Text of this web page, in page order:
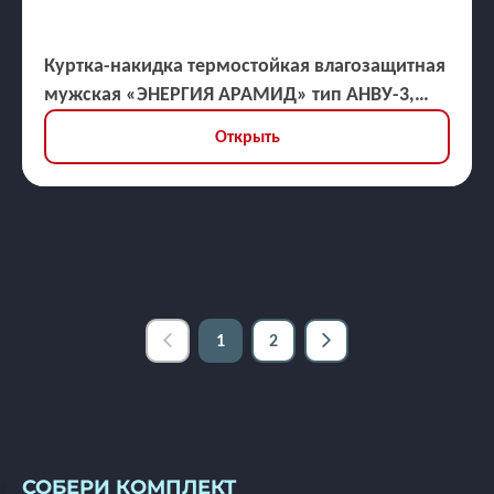
Куртка-накидка термостойкая влагозащитная
мужская «ЭНЕРГИЯ АРАМИД» тип АНВУ-3,
ЗЭТВ 30,9 кал/кв.см
Открыть
1 2
СОБЕРИ КОМПЛЕКТ